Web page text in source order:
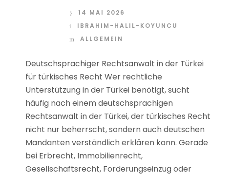
14 MAI 2026
IBRAHIM-HALIL-KOYUNCU
ALLGEMEIN
Deutschsprachiger Rechtsanwalt in der Türkei
für türkisches Recht Wer rechtliche
Unterstützung in der Türkei benötigt, sucht
häufig nach einem deutschsprachigen
Rechtsanwalt in der Türkei, der türkisches Recht
nicht nur beherrscht, sondern auch deutschen
Mandanten verständlich erklären kann. Gerade
bei Erbrecht, Immobilienrecht,
Gesellschaftsrecht, Forderungseinzug oder